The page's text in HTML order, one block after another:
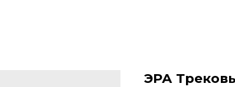
ЭРА